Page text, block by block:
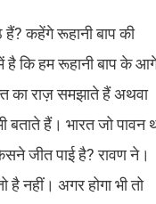
कहेंगे रूहानी बाप की
में है कि हम रूहानी बाप के
का राज़ समझाते हैं अथवा
बताते हैं। भारत जो पावन
जीत पाई है? रावण ने।
है नहीं। अगर होगा भी तो